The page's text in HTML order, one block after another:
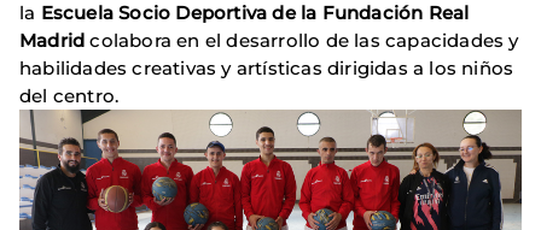
la Escuela Socio Deportiva de la Fundación Real
Madridcolabora en el desarrollo de las capacidades y
habilidades creativas y artísticas dirigidas a los niños
del centro.